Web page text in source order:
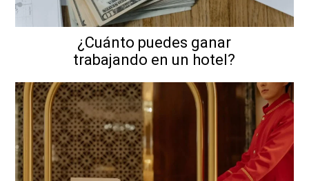
¿Cuánto puedes ganar
trabajando en un hotel?